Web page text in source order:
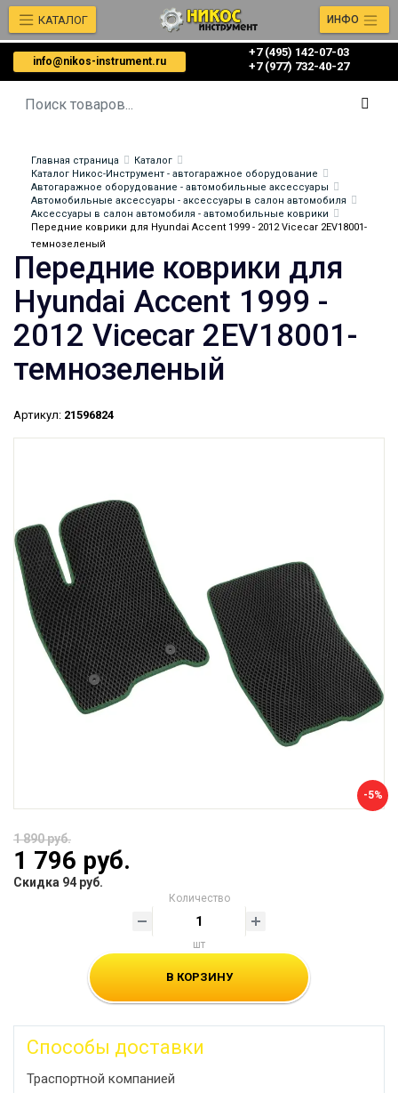
info@nikos-instrument.ru
+7 (495) 142-07-03
‎‎+7 (977) 732-40-27
КАТАЛОГ ИНФО
Главная страница
Каталог
Каталог Никос-Инструмент - автогаражное оборудование
Автогаражное оборудование - автомобильные аксессуары
Автомобильные аксессуары - аксессуары в салон автомобиля
Аксессуары в салон автомобиля - автомобильные коврики
Передние коврики для Hyundai Accent 1999 - 2012 Vicecar 2EV18001-
темнозеленый
Передние коврики для
Hyundai Accent 1999 -
2012 Vicecar 2EV18001-
темнозеленый
Артикул: 21596824
-5%
1 890 руб.
1 796 руб.
Скидка 94 руб.
Количество
шт
В КОРЗИНУ
Способы доставки
Траспортной компанией